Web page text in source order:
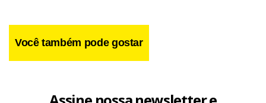
Você também pode gostar